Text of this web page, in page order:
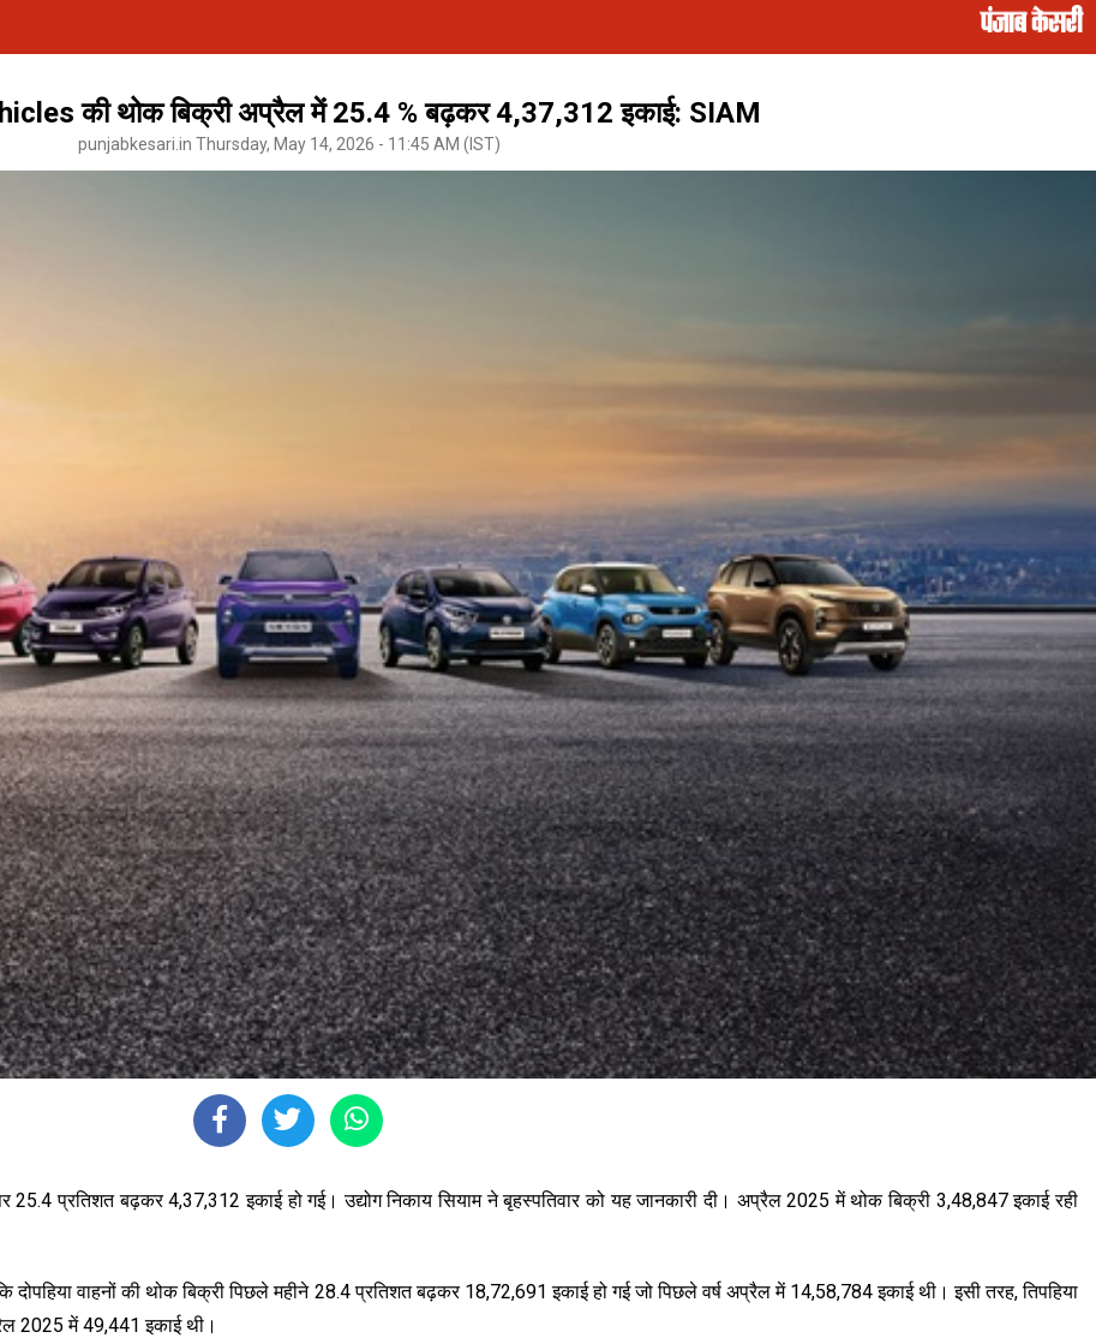
की थोक बिक्री अप्रैल में 25.4 % बढ़कर 4,37,312 इकाई: SIAM
punjabkesari.in Thursday, May 14, 2026 - 11:45 AM (IST)
25.4 प्रतिशत बढ़कर 4,37,312 इकाई हो गई। उद्योग निकाय सियाम ने बृहस्पतिवार को यह जानकारी दी। अप्रैल 2025 में थोक बिक्री 3,48,847 इकाई रही
वाहनों की थोक बिक्री पिछले महीने 28.4 प्रतिशत बढ़कर 18,72,691 इकाई हो गई जो पिछले वर्ष अप्रैल में 14,58,784 इकाई थी। इसी तरह, तिपहिया
2025 में 49,441 इकाई थी।